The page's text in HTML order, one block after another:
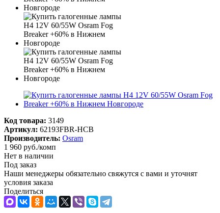
Код товара: 3149
Артикул: 62193FBR-HCB
Производитель: Osram
1 960 руб./комп
Нет в наличии
Под заказ
Наши менеджеры обязательно свяжутся с вами и уточнят
условия заказа
Поделиться